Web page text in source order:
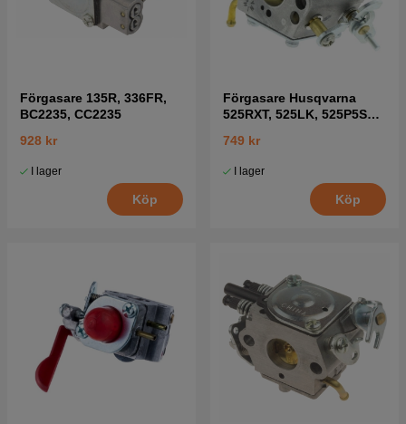
Förgasare 135R, 336FR,
BC2235, CC2235
928 kr
I lager
Köp
Förgasare Husqvarna
525RXT, 525LK, 525P5S
749 kr
I lager
Köp